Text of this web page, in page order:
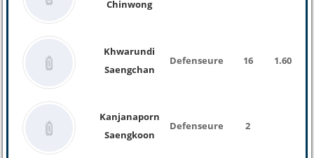
Chinwong
Khwarundi
Saengchan
Defenseure 16 1.60
Kanjanaporn
Saengkoon
Defenseure 2